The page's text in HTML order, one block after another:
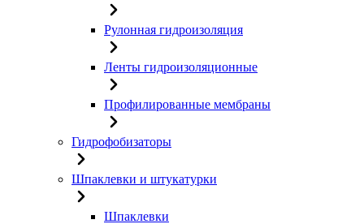
Рулонная гидроизоляция
Ленты гидроизоляционные
Профилированные мембраны
Гидрофобизаторы
Шпаклевки и штукатурки
Шпаклевки